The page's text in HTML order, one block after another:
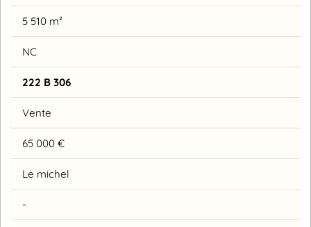
5 510 m²
NC
222 B 306
Vente
65 000 €
Le michel
-